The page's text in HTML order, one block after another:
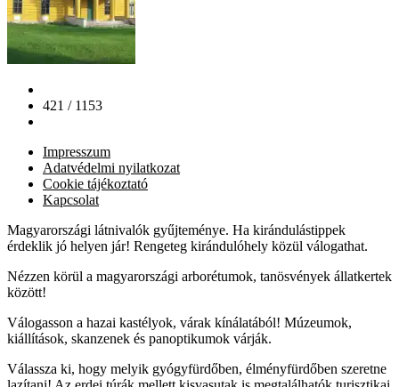
421 / 1153
Impresszum
Adatvédelmi nyilatkozat
Cookie tájékoztató
Kapcsolat
Magyarországi látnivalók gyűjteménye. Ha kirándulástippek
érdeklik jó helyen jár! Rengeteg kirándulóhely közül válogathat.
Nézzen körül a magyarországi arborétumok, tanösvények állatkertek
között!
Válogasson a hazai kastélyok, várak kínálatából! Múzeumok,
kiállítások, skanzenek és panoptikumok várják.
Válassza ki, hogy melyik gyógyfürdőben, élményfürdőben szeretne